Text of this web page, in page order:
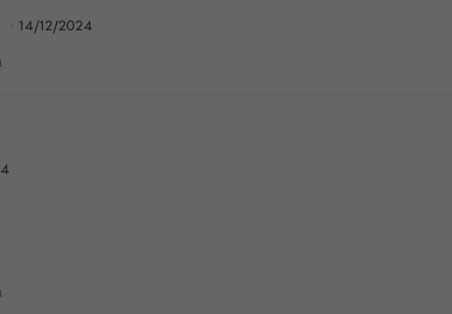
14/12/2024